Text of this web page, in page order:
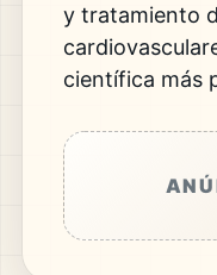
y tratamiento
científica más